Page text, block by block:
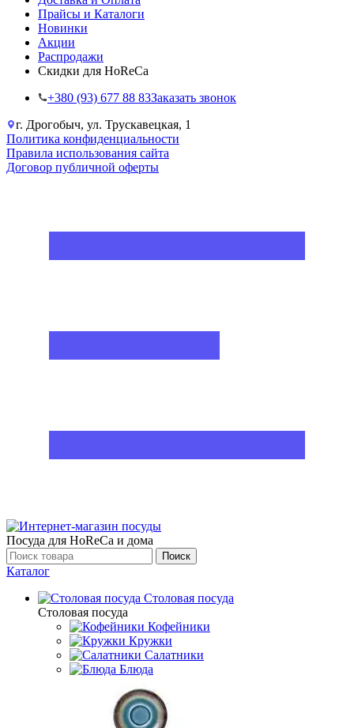
Прайсы и Каталоги
Новинки
Акции
Распродажи
Скидки для HoReCa
+38‎0 (93) 677 88 83Заказать звонок
г. Дрогобыч, ул. Трускавецкая, 1
Политика конфиденциальности
Правила использования сайта
Договор публичной оферты
Посуда для HoReCa и дома
Поиск
Каталог
Столовая посуда
Столовая посуда
Кофейники
Кружки
Салатники
Блюда